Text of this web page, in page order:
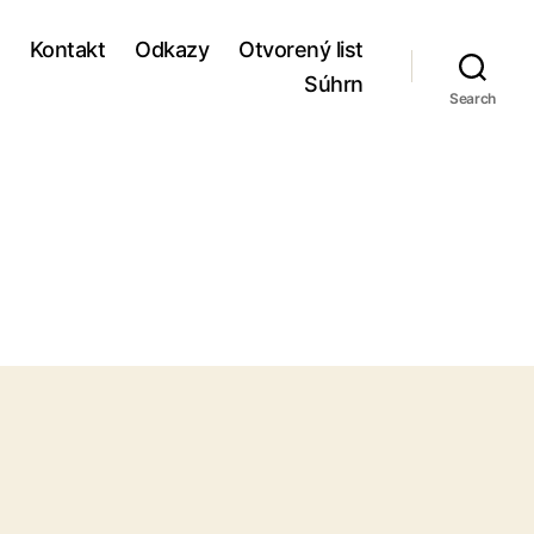
Kontakt Odkazy
Otvorený list
Súhrn
Search